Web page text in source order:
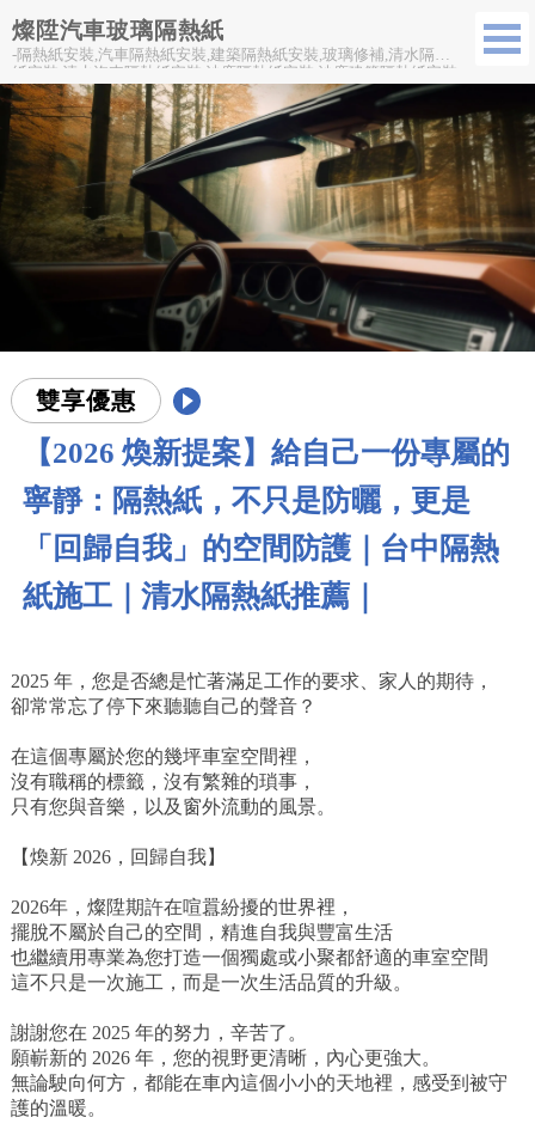
燦陞汽車玻璃隔熱紙
-隔熱紙安裝,汽車隔熱紙安裝,建築隔熱紙安裝,玻璃修補,清水隔熱
紙安裝,清水汽車隔熱紙安裝,沙鹿隔熱紙安裝,沙鹿建築隔熱紙安裝
雙享優惠
【2026 煥新提案】給自己一份專屬的
寧靜：隔熱紙，不只是防曬，更是
「回歸自我」的空間防護｜台中隔熱
紙施工｜清水隔熱紙推薦｜
2025 年，您是否總是忙著滿足工作的要求、家人的期待，
卻常常忘了停下來聽聽自己的聲音？
在這個專屬於您的幾坪車室空間裡，
沒有職稱的標籤，沒有繁雜的瑣事，
只有您與音樂，以及窗外流動的風景。
【煥新 2026，回歸自我】
2026年，燦陞期許在喧囂紛擾的世界裡，
擺脫不屬於自己的空間，精進自我與豐富生活
也繼續用專業為您打造一個獨處或小聚都舒適的車室空間
這不只是一次施工，而是一次生活品質的升級。
謝謝您在 2025 年的努力，辛苦了。
願嶄新的 2026 年，您的視野更清晰，內心更強大。
無論駛向何方，都能在車內這個小小的天地裡，感受到被守
護的溫暖。